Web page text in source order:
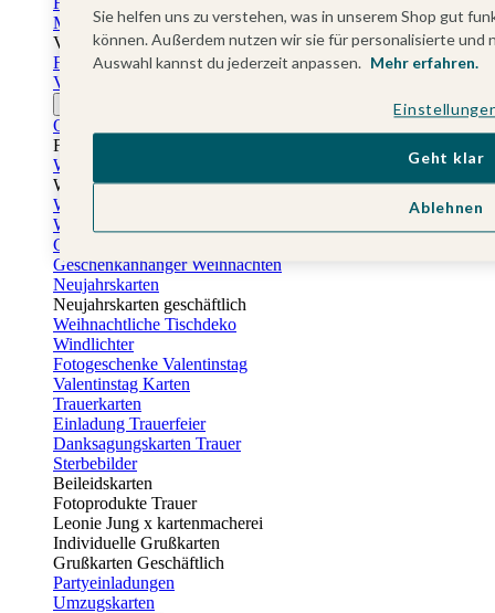
Muttertagskarten
Vatertag
Fotogeschenke Vatertag
Vatertagskarten
Osterkarten
Fotogeschenke zu Ostern
Weihnachtskarten
Weihnachtskarten selbst gestalten
Weihnachtskarten geschäftlich
Weihnachtsfeier Einladungen
Geschenkaufkleber Weihnachten
Geschenkanhänger Weihnachten
Neujahrskarten
Neujahrskarten geschäftlich
Weihnachtliche Tischdeko
Windlichter
Fotogeschenke Valentinstag
Valentinstag Karten
Trauerkarten
Einladung Trauerfeier
Danksagungskarten Trauer
Sterbebilder
Beileidskarten
Fotoprodukte Trauer
Leonie Jung x kartenmacherei
Individuelle Grußkarten
Grußkarten Geschäftlich
Partyeinladungen
Umzugskarten
Sie helfen uns zu verstehen, was in unserem Shop gut
können. Außerdem nutzen wir sie für personalisierte
Auswahl kannst du jederzeit anpassen. Mehr erfahren.
Ablehnen
Geht klar